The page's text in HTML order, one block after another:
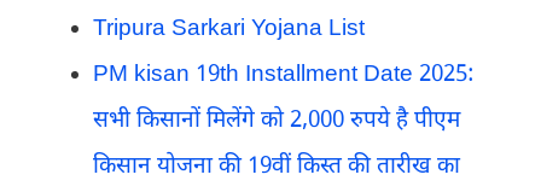
Tripura Sarkari Yojana List
PM kisan 19th Installment Date 2025:
सभी किसानों मिलेंगे को 2,000 रुपये है पीएम
किसान योजना की 19वीं किस्त की तारीख का